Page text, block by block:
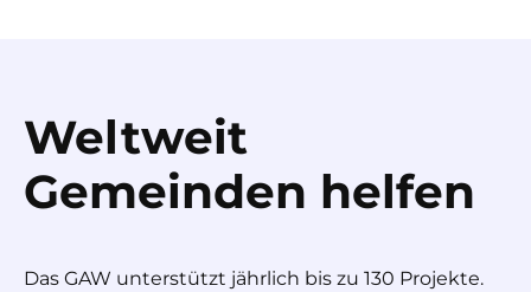
Weltweit
Gemeinden helfen
Das GAW unterstützt jährlich bis zu 130 Projekte.